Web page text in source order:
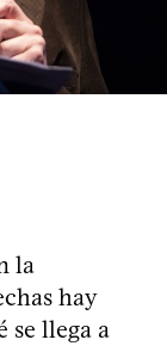
la
hay
se llega a